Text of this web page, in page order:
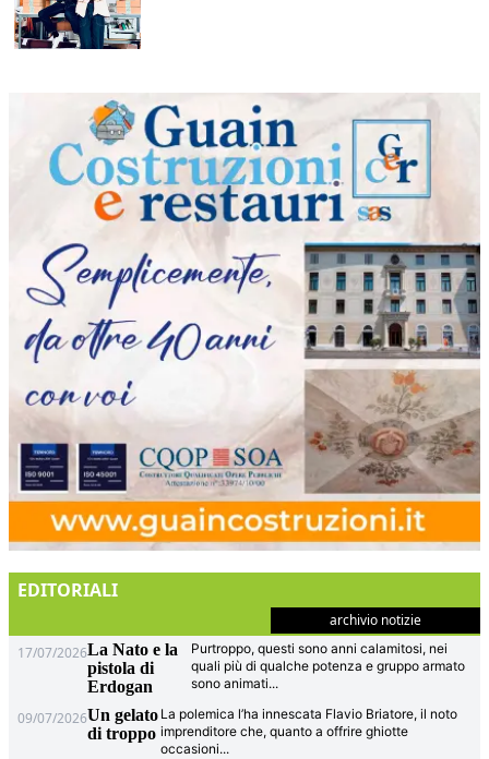
EDITORIALI
archivio notizie
17/07/2026La Nato e la
pistola di
Erdogan
Purtroppo, questi sono anni calamitosi, nei
quali più di qualche potenza e gruppo armato
sono animati...
09/07/2026Un gelato
di troppo
La polemica l’ha innescata Flavio Briatore, il noto
imprenditore che, quanto a offrire ghiotte
occasioni...